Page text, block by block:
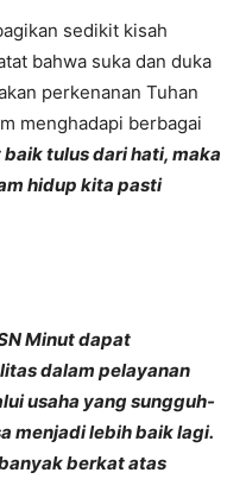
sedikit kisah
bahwa suka dan duka
perkenanan Tuhan
menghadapi berbagai
baik tulus dari hati, maka
hidup kita pasti
Minut dapat
dalam pelayanan
usaha yang sungguh-
menjadi lebih baik lagi.
berkat atas